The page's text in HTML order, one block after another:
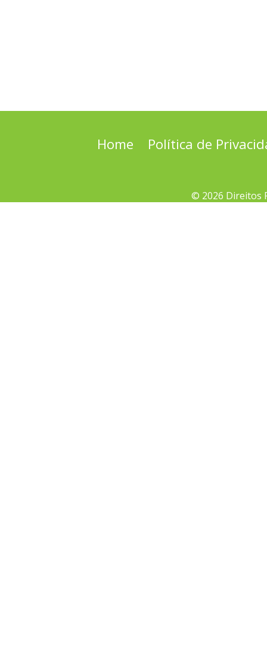
Home Política de
© 2026 Direitos